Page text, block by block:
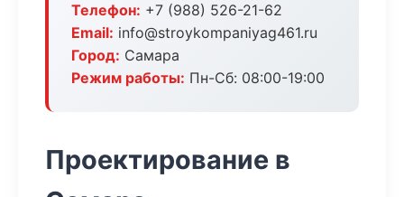
Телефон: +7 (988) 526-21-62
Email: info@stroykompaniyag461.ru
Город: Самара
Режим работы: Пн-Сб: 08:00-19:00
Проектирование в